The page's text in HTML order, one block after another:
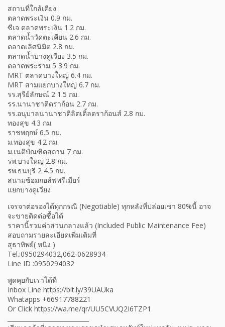
สถานที่ใกล้เคียง :
ตลาดพระเงิน 0.9 กม.
ซีเจ ตลาดพระเงิน 1.2 กม.
ตลาดน้ำวัดตะเคียน 2.6 กม.
ตลาดเลิศนิมิต 2.8 กม.
ตลาดน้ำบางคูเวียง 3.5 กม.
ตลาดพระราม 5 3.9 กม.
MRT ตลาดบางใหญ่ 6.4 กม.
MRT สามแยกบางใหญ่ 6.7 กม.
รร.สุรีย์ลักษณ์ 2 1.5 กม.
รร.นานาชาติดราก้อน 2.7 กม.
รร.อนุบาลนานาชาติลิตเติ้ลดราก้อนส์ 2.8 กม.
ทองสุข 4.3 กม.
ราชพฤกษ์ 6.5 กม.
ม.ทองสุข 4.2 กม.
ม.เนติบัณฑิตสถาน 7 กม.
รพ.บางใหญ่ 2.8 กม.
รพ.ธนบุรี 2 4.5 กม.
สนามซ้อมกอล์ฟพรีเมียร์
แยกบางคูเวียง
เจรจาต่อรองได้ทุกกรณี (Negotiable) ทุกหลังที่ปล่อยเช่า 80%นี้ อาจ
จะขายติดต่อซื้อได้
ราคานี้รวมค่าส่วนกลางแล้ว (Included Public Maintenance Fee)
สอบถามรายละเอียดเพิ่มเติมที่
สุธาทิพย์( หนิง )
Tel.:0950294032,062-0628934
Line ID :0950294032
พูดคุยกับเราได้ที่
Inbox Line https://bit.ly/39UAUka
Whatapps +66917788221
Or Click https://wa.me/qr/UU5CVUQ2I6TZP1